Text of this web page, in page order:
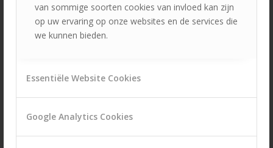
van sommige soorten cookies van invloed kan zijn
op uw ervaring op onze websites en de services die
we kunnen bieden.
Essentiële Website Cookies
Google Analytics Cookies